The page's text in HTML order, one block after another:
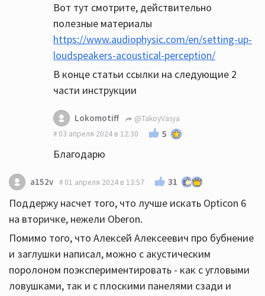
Вот тут смотрите, действительно
полезные материалы
https://www.audiophysic.com/en/setting-up-
loudspeakers-acoustical-perception/
В конце статьи ссылки на следующие 2
части инструкции
Lokomotiff
@TakoyVasya
03 апреля 2024 в 12:30
5
Благодарю
a152v 01 апреля 2024 в 13:57 31
Поддержу насчет того, что лучше искать Opticon 6
на вторичке, нежели Oberon.
Помимо того, что Алексей Алексеевич про бубнение
и заглушки написал, можно с акустическим
поролоном поэкспериментировать - как с угловыми
ловушками, так и с плоскими панелями сзади и